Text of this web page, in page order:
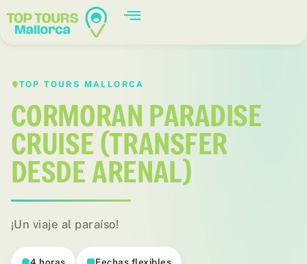
TOP TOURS MALLORCA
CORMORAN PARADISE
CRUISE (TRANSFER
DESDE ARENAL)
¡Un viaje al paraíso!
4 horas Fechas flexibles